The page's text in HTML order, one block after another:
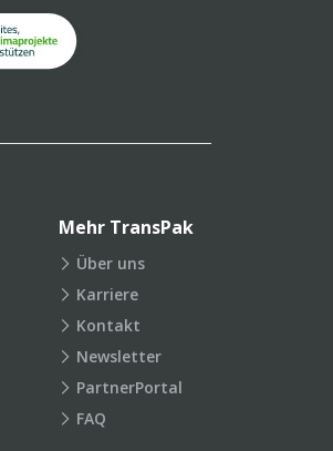
Mehr TransPak
Über uns
Karriere
Kontakt
Newsletter
PartnerPortal
FAQ